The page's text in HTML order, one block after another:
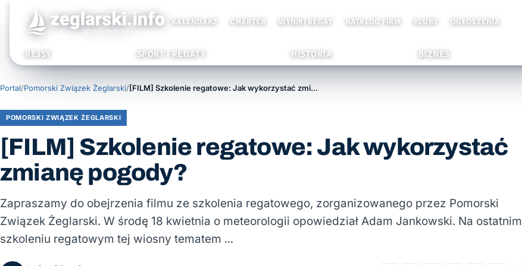
KALENDARZ CHARTER WYNIKI REGAT KATALOG FIRM KLUBY OGŁOSZENIA
REJSY SPORT I REGATY HISTORIA BIZNES
Portal/Pomorski Związek Żeglarski/ [FILM] Szkolenie regatowe: Jak wykorzystać zmianę pogody?
POMORSKI ZWIĄZEK ŻEGLARSKI
[FILM] Szkolenie regatowe: Jak wykorzystać
zmianę pogody?
Zapraszamy do obejrzenia filmu ze szkolenia regatowego, zorganizowanego przez Pomorski
Związek Żeglarski. W środę 18 kwietnia o meteorologii opowiedział Adam Jankowski. Na ostatnim
szkoleniu regatowym tej wiosny tematem …